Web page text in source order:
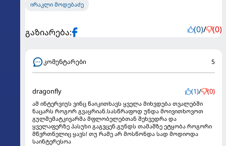
ირაკლი მოდებაძე
გაზიარება: (0)/ (0)
კომენტარები 5
dragonfly (1)/ (0)
ამ ინტერვიუს ვინც წაიკითხავს ყველა მიხვდება თვალებში
ნაცარს როგორ გვაყრიან.სასწრაფოდ უნდა მოივითხოვოთ
გულშემატკივარმა მფლობელებთან შეხვედრა და
ყველაფერზე პასუხი გაგვცენ.გუნდს თამაშზე ეტყობა როგორი
მწვრთნელიც ყავს! თუ რამე არ მოსწონდა სად მოდიოდა
საინტერესოა